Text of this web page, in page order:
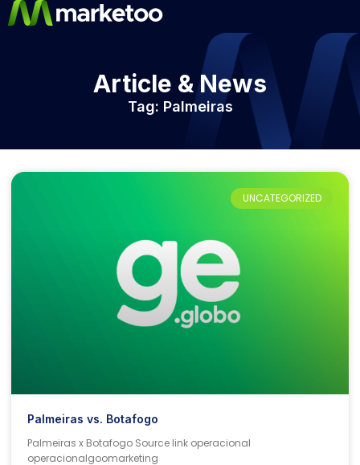
Article & News
Tag: Palmeiras
UNCATEGORIZED
Palmeiras vs. Botafogo
Palmeiras x Botafogo Source link operacional
operacionalgoomarketing